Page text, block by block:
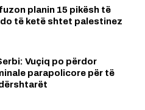
planin 15 pikësh të
të ketë shtet palestinez
Vuçiq po përdor
parapolicore për të